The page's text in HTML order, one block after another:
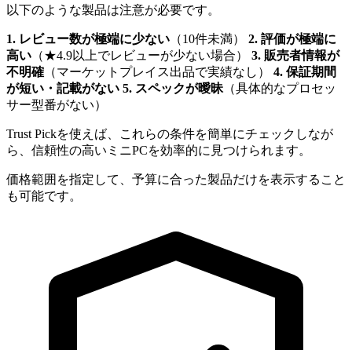
以下のような製品は注意が必要です。
1. レビュー数が極端に少ない （10件未満） 2. 評価が極端に
高い （★4.9以上でレビューが少ない場合） 3. 販売者情報が
不明確 （マーケットプレイス出品で実績なし） 4. 保証期間
が短い・記載がない 5. スペックが曖昧 （具体的なプロセッ
サー型番がない）
Trust Pickを使えば、これらの条件を簡単にチェックしなが
ら、信頼性の高いミニPCを効率的に見つけられます。
価格範囲を指定して、予算に合った製品だけを表示すること
も可能です。